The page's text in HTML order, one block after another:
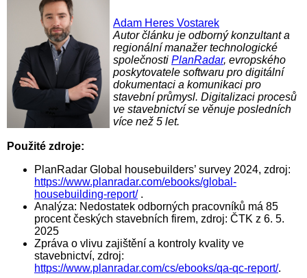
Adam Heres Vostarek
Autor článku je odborný konzultant a
regionální manažer technologické
společnosti PlanRadar, evropského
poskytovatele softwaru pro digitální
dokumentaci a komunikaci pro
stavební průmysl. Digitalizaci procesů
ve stavebnictví se věnuje posledních
více než 5 let.
Použité zdroje:
PlanRadar Global housebuilders’ survey 2024, zdroj:
https://www.planradar.com/ebooks/global-
housebuilding-report/.
Analýza: Nedostatek odborných pracovníků má 85
procent českých stavebních firem, zdroj: ČTK z 6. 5.
2025
Zpráva o vlivu zajištění a kontroly kvality ve
stavebnictví, zdroj:
https://www.planradar.com/cs/ebooks/qa-qc-report/.